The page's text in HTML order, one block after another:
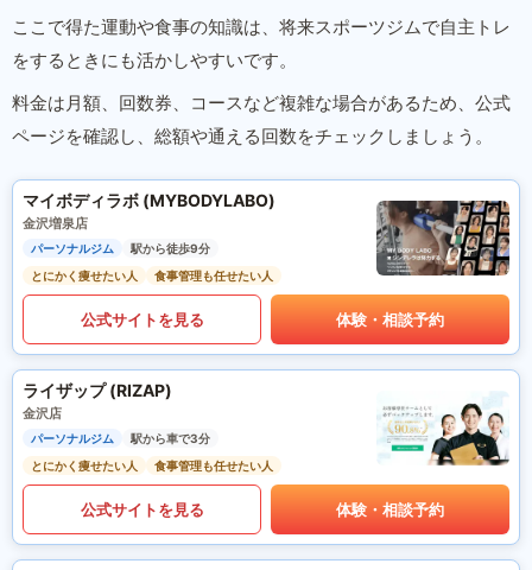
ここで得た運動や食事の知識は、将来スポーツジムで自主トレ
をするときにも活かしやすいです。
料金は月額、回数券、コースなど複雑な場合があるため、公式
ページを確認し、総額や通える回数をチェックしましょう。
マイボディラボ (MYBODYLABO)
金沢増泉店
パーソナルジム
駅から徒歩9分
とにかく痩せたい人
食事管理も任せたい人
公式サイトを見る 体験・相談予約
ライザップ (RIZAP)
金沢店
パーソナルジム
駅から車で3分
とにかく痩せたい人
食事管理も任せたい人
公式サイトを見る 体験・相談予約